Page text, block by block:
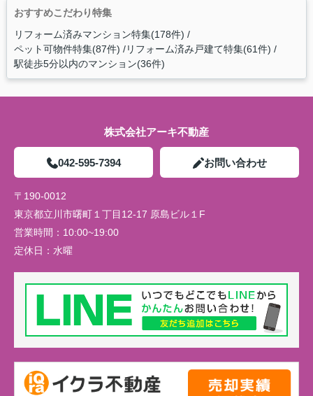
おすすめこだわり特集
リフォーム済みマンション特集(178件)
ペット可物件特集(87件) リフォーム済み戸建て特集(61件)
駅徒歩5分以内のマンション(36件)
株式会社アーキ不動産
042-595-7394 お問い合わせ
〒190-0012
東京都立川市曙町１丁目12-17 原島ビル１F
営業時間： 10:00~19:00
定休日： 水曜